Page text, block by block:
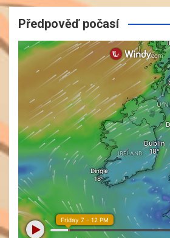
Předpověď počasí